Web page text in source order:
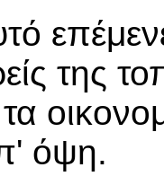
της
τα
όψη.